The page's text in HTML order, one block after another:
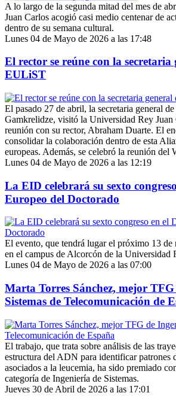
A lo largo de la segunda mitad del mes de
Juan Carlos acogió casi medio centenar de
dentro de su semana cultural.
Lunes 04 de Mayo de 2026 a las 17:48
El rector se reúne con la secretaria
EULiST
El pasado 27 de abril, la secretaria general
Gamkrelidze, visitó la Universidad Rey
reunión con su rector, Abraham Duarte. El
consolidar la colaboración dentro de esta
europeas. Además, se celebró la reunión del
Lunes 04 de Mayo de 2026 a las 12:19
La EID celebrará su sexto
Europeo del Doctorado
El evento, que tendrá lugar el próximo 13 de
en el campus de Alcorcón de la Universidad
Lunes 04 de Mayo de 2026 a las 07:00
Marta Torres Sánchez, mejor
Sistemas de Telecomunicación de
El trabajo, que trata sobre análisis de las
estructura del ADN para identificar patrones
asociados a la leucemia, ha sido premiado
categoría de Ingeniería de Sistemas.
Jueves 30 de Abril de 2026 a las 17:01